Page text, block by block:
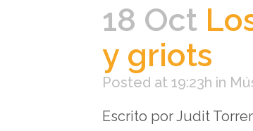
18 Oct
y griots
Posted at 19:23h in
Escrito por Judit